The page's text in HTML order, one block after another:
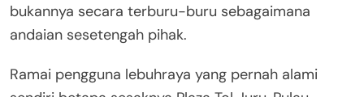
bukannya secara terburu-buru sebagaimana
andaian sesetengah pihak.
Ramai pengguna lebuhraya yang pernah alami